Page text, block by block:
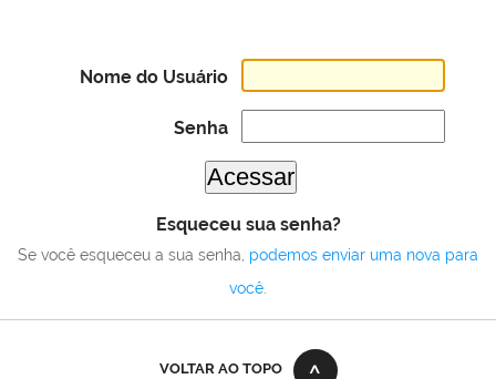
Nome do Usuário
Senha
Esqueceu sua senha?
Se você esqueceu a sua senha, podemos enviar uma nova para
você
VOLTAR AO TOPO